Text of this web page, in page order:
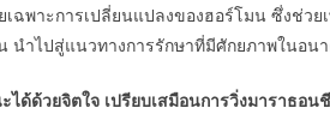
ฉพาะการเปลี่ยนแปลงของฮอร์โมน ซึ่งช่ว
นำไปสู่แนวทางการรักษาที่มีศักยภาพในอน
ด้ด้วยจิตใจ เปรียบเสมือนการวิ่งมาราธอน